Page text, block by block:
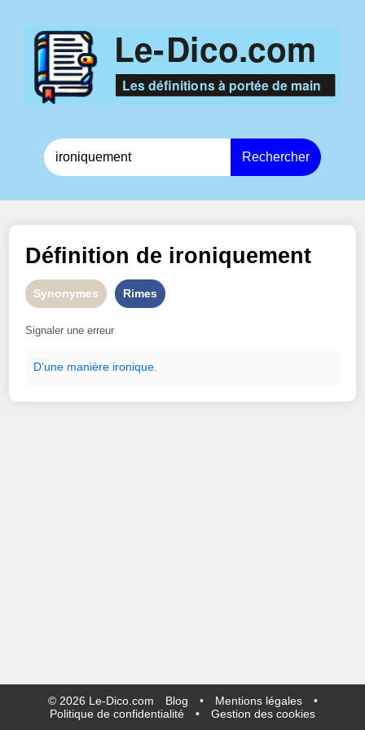
Rechercher
Définition de ironiquement
Synonymes Rimes
Signaler une erreur
D'une manière ironique.
© 2026 Le-Dico.com Blog • Mentions légales
•
Politique de confidentialité
• Gestion des cookies